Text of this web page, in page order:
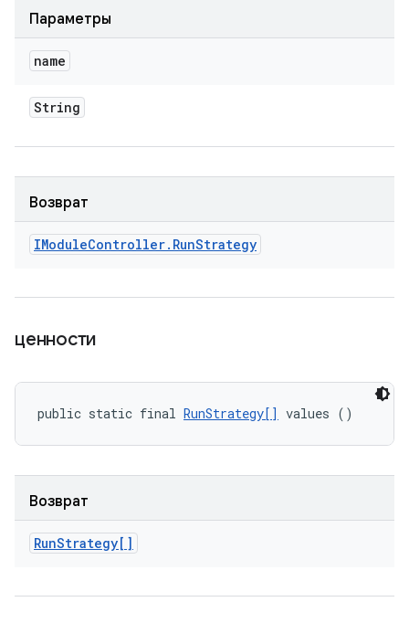
Параметры
name
String
Возврат
IModuleController. RunStrategy
ценности
public static final RunStrategy[] values ()
Возврат
RunStrategy[]